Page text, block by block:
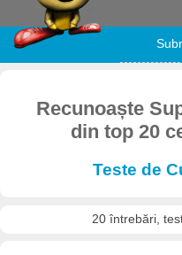
Recunoaște
din top 20
Teste de
20 întrebări,